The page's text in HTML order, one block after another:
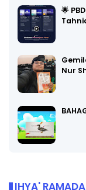
🌟
Nur
IHYA'